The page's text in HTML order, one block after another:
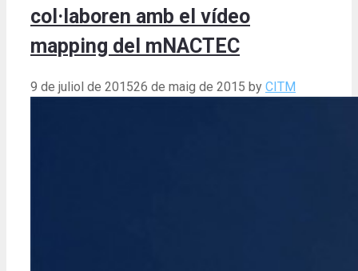
col·laboren amb el vídeo
mapping del mNACTEC
9 de juliol de 201526 de maig de 2015 by CITM